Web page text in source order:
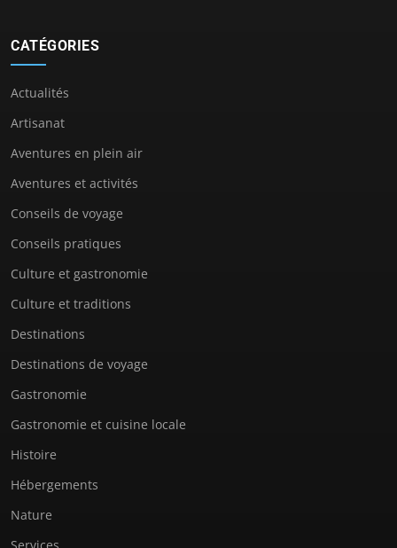
CATÉGORIES
Actualités
Artisanat
Aventures en plein air
Aventures et activités
Conseils de voyage
Conseils pratiques
Culture et gastronomie
Culture et traditions
Destinations
Destinations de voyage
Gastronomie
Gastronomie et cuisine locale
Histoire
Hébergements
Nature
Services